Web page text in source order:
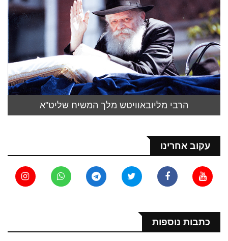
הרבי מליובאוויטש מלך המשיח שליט"א
עקוב אחרינו
כתבות נוספות